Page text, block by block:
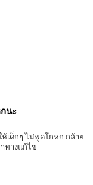
นะ
เด็กๆ ไม่พูดโกหก กล้าย
ทางแก้ไข